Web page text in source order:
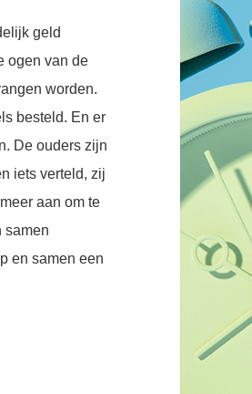
geld
ogen van de
worden.
besteld. En er
De ouders zijn
iets verteld, zij
aan om te
samen
en samen een